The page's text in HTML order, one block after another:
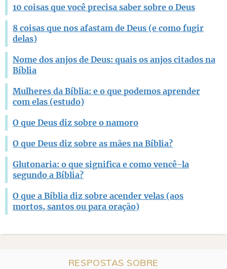
10 coisas que você precisa saber sobre o Deus
8 coisas que nos afastam de Deus (e como fugir
delas)
Nome dos anjos de Deus: quais os anjos citados na
Bíblia
Mulheres da Bíblia: e o que podemos aprender
com elas (estudo)
O que Deus diz sobre o namoro
O que Deus diz sobre as mães na Bíblia?
Glutonaria: o que significa e como vencê-la
segundo a Bíblia?
O que a Bíblia diz sobre acender velas (aos
mortos, santos ou para oração)
RESPOSTAS SOBRE